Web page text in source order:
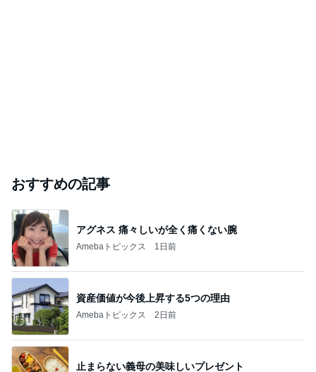
おすすめの記事
アグネス 痛々しいが全く痛くない腕
Amebaトピックス 1日前
資産価値が今後上昇する5つの理由
Amebaトピックス 2日前
止まらない義母の美味しいプレゼント